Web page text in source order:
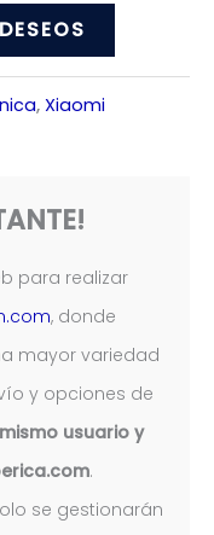
, Xiaomi
para realizar
, donde
mayor variedad
y opciones de
usuario y
.
se gestionarán